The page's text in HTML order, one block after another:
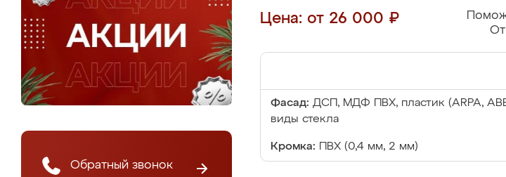
Обратный звонок
Цена: от 26 000 ₽
Фасад: ДСП, МДФ ПВХ, пластик (ARPA,
виды стекла
Кромка: ПВХ (0,4 мм, 2 мм)